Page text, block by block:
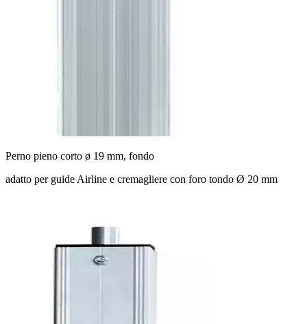
Perno pieno corto ø 19 mm, fondo
adatto per guide Airline e cremagliere con foro tondo Ø 20 mm